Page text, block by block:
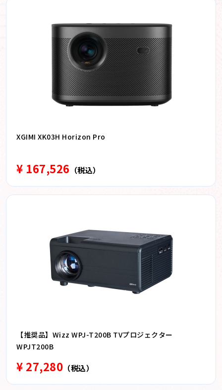
XGIMI XK03H Horizon Pro
¥ 167,526 （税込）
【推奨品】Wizz WPJ-T200B TVプロジェクター
WPJT200B
¥ 27,280 （税込）